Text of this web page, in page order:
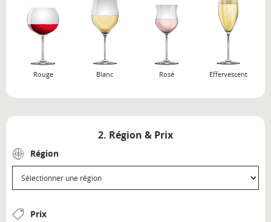
Rouge Blanc Rosé Effervescent
2. Région & Prix
Région
Prix